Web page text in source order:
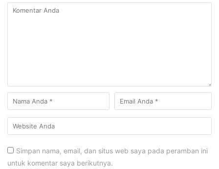
Simpan nama, email, dan situs web saya pada peramban ini
untuk komentar saya berikutnya.